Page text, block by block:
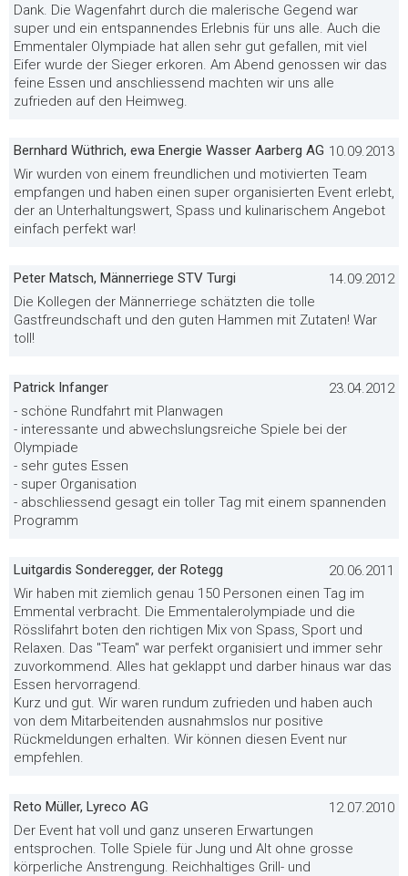
Dank. Die Wagenfahrt durch die malerische Gegend war
super und ein entspannendes Erlebnis für uns alle. Auch die
Emmentaler Olympiade hat allen sehr gut gefallen, mit viel
Eifer wurde der Sieger erkoren. Am Abend genossen wir das
feine Essen und anschliessend machten wir uns alle
zufrieden auf den Heimweg.
Bernhard Wüthrich, ewa Energie Wasser Aarberg AG 10.09.2013
Wir wurden von einem freundlichen und motivierten Team
empfangen und haben einen super organisierten Event erlebt,
der an Unterhaltungswert, Spass und kulinarischem Angebot
einfach perfekt war!
Peter Matsch, Männerriege STV Turgi
14.09.2012
Die Kollegen der Männerriege schätzten die tolle
Gastfreundschaft und den guten Hammen mit Zutaten! War
toll!
Patrick Infanger
23.04.2012
- schöne Rundfahrt mit Planwagen
- interessante und abwechslungsreiche Spiele bei der
Olympiade
- sehr gutes Essen
- super Organisation
- abschliessend gesagt ein toller Tag mit einem spannenden
Programm
Luitgardis Sonderegger, der Rotegg
20.06.2011
Wir haben mit ziemlich genau 150 Personen einen Tag im
Emmental verbracht. Die Emmentalerolympiade und die
Rösslifahrt boten den richtigen Mix von Spass, Sport und
Relaxen. Das "Team" war perfekt organisiert und immer sehr
zuvorkommend. Alles hat geklappt und darber hinaus war das
Essen hervorragend.
Kurz und gut. Wir waren rundum zufrieden und haben auch
von dem Mitarbeitenden ausnahmslos nur positive
Rückmeldungen erhalten. Wir können diesen Event nur
empfehlen.
Reto Müller, Lyreco AG
12.07.2010
Der Event hat voll und ganz unseren Erwartungen
entsprochen. Tolle Spiele für Jung und Alt ohne grosse
körperliche Anstrengung. Reichhaltiges Grill- und